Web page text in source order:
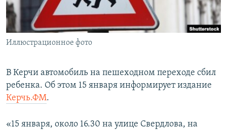
ПОБЕДИТЕЛЕЙ НЕ СУДЯТ?
КРЫМ.НЕПОКОРЕННЫЙ
ELIFBE
ПРИСОЕДИНЯЙТЕСЬ!
Все сайты RFE/RL
Иллюстрационное фото
В Керчи автомобиль на пешеходном переходе сбил
ребенка. Об этом 15 января информирует издание
Керчь.ФМ.
«15 января, около 16.30 на улице Свердлова, на